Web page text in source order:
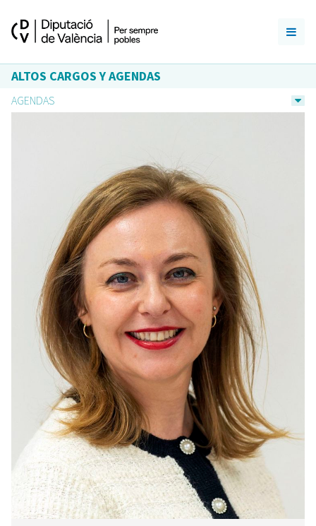
ALTOS CARGOS Y AGENDAS
AGENDAS